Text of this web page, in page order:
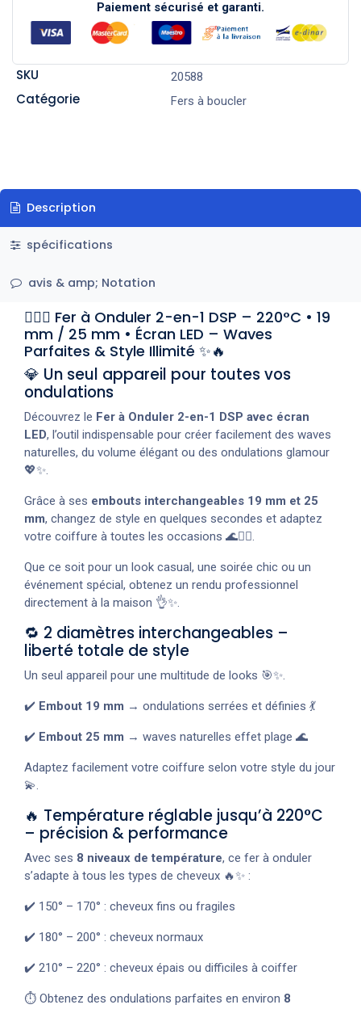
Paiement sécurisé et garanti.
SKU 20588
Catégorie Fers à boucler
Description
spécifications
avis & amp; Notation
💇‍♀️✨ Fer à Onduler 2-en-1 DSP – 220°C • 19
mm / 25 mm • Écran LED – Waves
Parfaites & Style Illimité ✨🔥
💎 Un seul appareil pour toutes vos
ondulations
Découvrez le Fer à Onduler 2-en-1 DSP avec écran
LED, l’outil indispensable pour créer facilement des waves
naturelles, du volume élégant ou des ondulations glamour
💖✨.
Grâce à ses embouts interchangeables 19 mm et 25
mm, changez de style en quelques secondes et adaptez
votre coiffure à toutes les occasions 🌊💇‍♀️.
Que ce soit pour un look casual, une soirée chic ou un
événement spécial, obtenez un rendu professionnel
directement à la maison 👌✨.
🔁 2 diamètres interchangeables –
liberté totale de style
Un seul appareil pour une multitude de looks 🎯✨.
✔️ Embout 19 mm → ondulations serrées et définies 💃
✔️ Embout 25 mm → waves naturelles effet plage 🌊
Adaptez facilement votre coiffure selon votre style du jour
💫.
🔥 Température réglable jusqu’à 220°C
– précision & performance
Avec ses 8 niveaux de température, ce fer à onduler
s’adapte à tous les types de cheveux 🔥✨ :
✔️ 150° – 170° : cheveux fins ou fragiles
✔️ 180° – 200° : cheveux normaux
✔️ 210° – 220° : cheveux épais ou difficiles à coiffer
⏱️ Obtenez des ondulations parfaites en environ 8